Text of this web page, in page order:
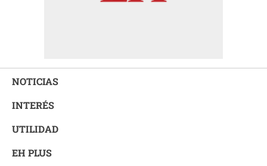
NOTICIAS
INTERÉS
UTILIDAD
EH PLUS